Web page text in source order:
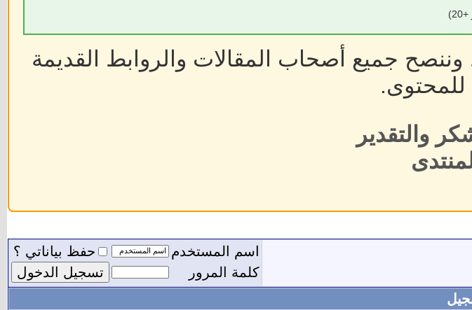
جميع أصحاب المقالات والروابط القديمة
للمحتوى.
والتقدير
اسم المستخدم
حفظ بياناتي ؟
كلمة المرور